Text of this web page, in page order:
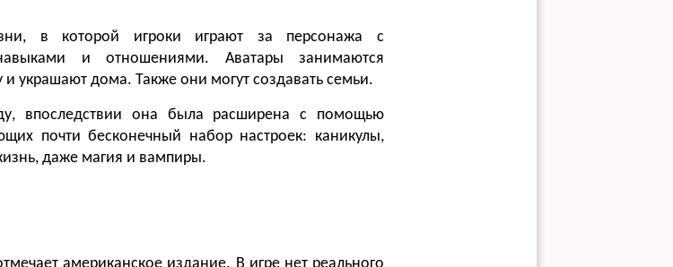
в которой игроки играют за персонажа с
и отношениями. Аватары занимаются
украшают дома. Также они могут создавать семьи.
впоследствии она была расширена с помощью
почти бесконечный набор настроек: каникулы,
даже магия и вампиры.